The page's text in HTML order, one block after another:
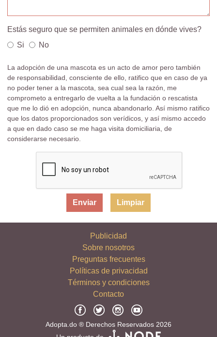
Estás seguro que se permiten animales en dónde vives?
Si
No
La adopción de una mascota es un acto de amor pero también
de responsabilidad, consciente de ello, ratifico que en caso de ya
no poder tener a la mascota, sea cual sea la razón, me
comprometo a entregarlo de vuelta a la fundación o rescatista
que me lo dió en adopción, nunca abandonarlo. Así mismo ratifico
que los datos proporcionados son verídicos, y así mismo accedo
a que en dado caso se me haga visita domiciliaria, de
considerarse necesario.
Limpiar
Publicidad
Sobre nosotros
Preguntas frecuentes
Políticas de privacidad
Términos y condiciones
Contacto
Adopta.do ® Derechos Reservados 2026